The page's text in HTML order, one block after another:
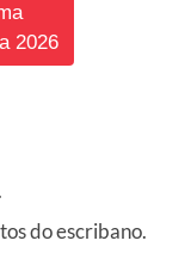
2026
do escribano.